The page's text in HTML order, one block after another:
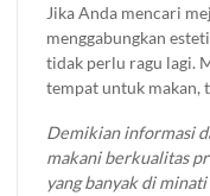
berbagai gaya
Jika Anda mencari
menggabungkan
tidak perlu ragu lagi.
tempat untuk makan,
Demikian informasi
makani berkualitas
yang banyak di